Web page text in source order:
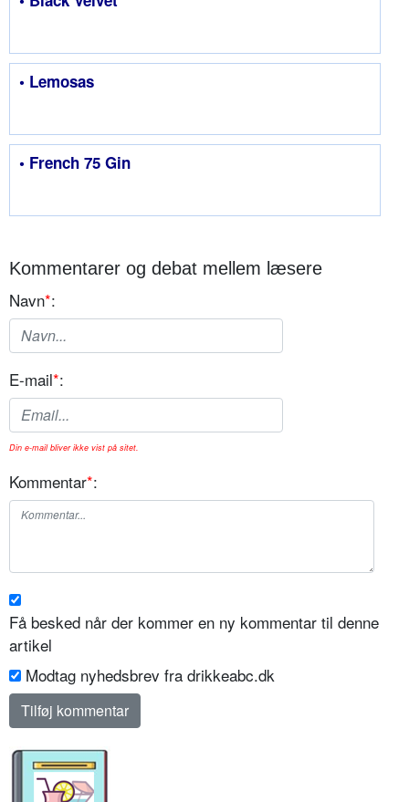
• Lemosas
• French 75 Gin
Kommentarer og debat mellem læsere
Navn*:
E-mail*:
Din e-mail bliver ikke vist på sitet.
Kommentar*:
Få besked når der kommer en ny kommentar til denne
artikel
Modtag nyhedsbrev fra drikkeabc.dk